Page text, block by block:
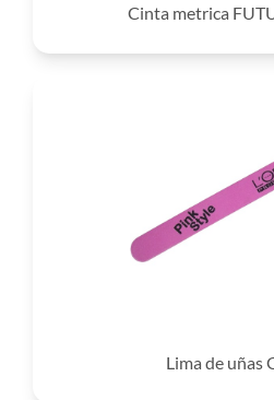
Cinta metrica
Lima de uñas